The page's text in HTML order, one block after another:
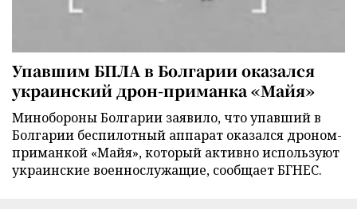
Упавшим БПЛА в Болгарии оказался
украинский дрон-приманка «Майя»
Минобороны Болгарии заявило, что упавший в
Болгарии беспилотный аппарат оказался дроном-
приманкой «Майя», который активно используют
украинские военнослужащие, сообщает БГНЕС.